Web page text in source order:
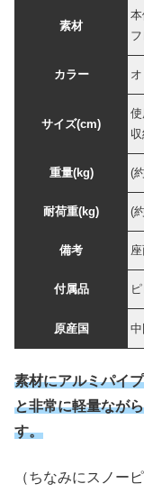
素材
カラー
サイズ(cm)
重量(kg) (
耐荷重(kg) (
備考
付属品
原産国 中
素材にアルミパイ
と非常に軽量なが
す。
（ちなみにスノー